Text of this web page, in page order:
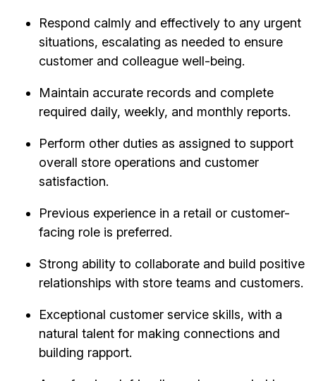
Respond calmly and effectively to any urgent
situations, escalating as needed to ensure
customer and colleague well-being.
Maintain accurate records and complete
required daily, weekly, and monthly reports.
Perform other duties as assigned to support
overall store operations and customer
satisfaction.
Previous experience in a retail or customer-
facing role is preferred.
Strong ability to collaborate and build positive
relationships with store teams and customers.
Exceptional customer service skills, with a
natural talent for making connections and
building rapport.